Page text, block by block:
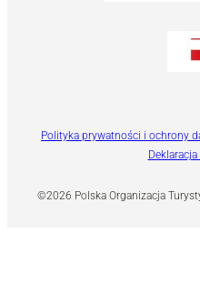
©2026 Polska Organizacja
Polityka prywatności i ochrony